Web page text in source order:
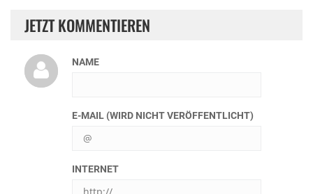
JETZT KOMMENTIEREN
NAME
E-MAIL (WIRD NICHT VERÖFFENTLICHT)
INTERNET